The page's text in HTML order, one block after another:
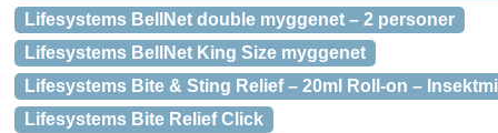
Lifesystems BellNet double myggenet – 2 personer
Lifesystems BellNet King Size myggenet
Lifesystems Bite & Sting Relief – 20ml Roll-on –
Lifesystems Bite Relief Click